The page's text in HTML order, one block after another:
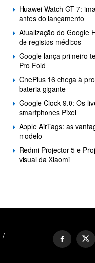
Huawei Watch GT 7:
antes do lançamento
Atualização do Google
de registos médicos
Google lança primeiro
Pro Fold
OnePlus 16 chega à
bateria gigante
Google Clock 9.0: Os
smartphones Pixel
Apple AirTags: as
modelo
Redmi Projector 5 e
visual da Xiaomi